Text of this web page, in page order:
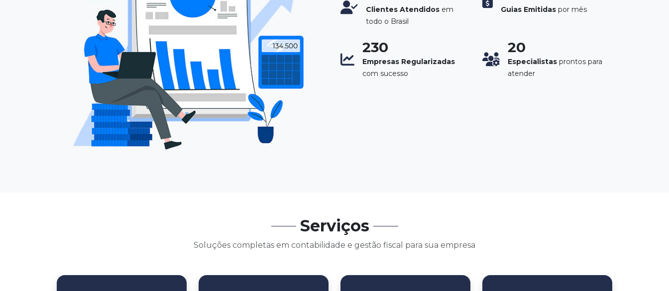
Clientes Atendidos em
todo o Brasil
Guias Emitidas por mês
250
Empresas Regularizadas
com sucesso
20
Especialistas prontos para
atender
Serviços
Soluções completas em contabilidade e gestão fiscal para sua empresa